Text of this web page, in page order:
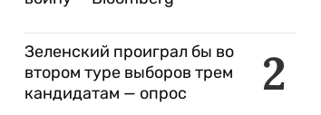
2
Зеленский проиграл бы во
втором туре выборов трем
кандидатам — опрос